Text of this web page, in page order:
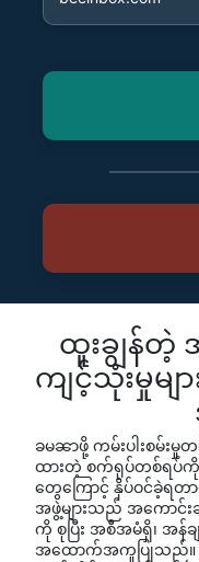
ထူးချွန်တဲ့
ကျင့်သုံးမှုမ
ခမၼာဖို့ ကမ်းပါးစမ်
ထားတဲ့ စက်ရုပ်တစ်ရပ်ကို
တွေကြောင့် နှိပ်ဝင်ခဲ့ရ
အဖွဲ့များသည် အကောင်း
ကို စုပြီး အစီအမံရှိ၊ အန်ခ
အထောက်အကူပြုသည်။ အ